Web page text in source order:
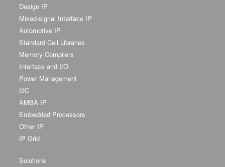
Design IP
Mixed-signal Interface IP
Automotive IP
Standard Cell Libraries
Memory Compilers
Interface and I/O
Power Management
I3C
AMBA IP
Embedded Processors
Other IP
IP Grid
Solutions